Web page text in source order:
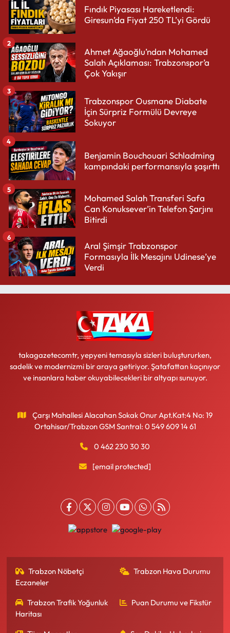
Fındık Piyasası Hareketlendi:
Giresun’da Fiyat 250 TL’yi Gördü
Ahmet Ağaoğlu’ndan Mohamed
Salah Açıklaması: Trabzonspor’a
Çok Yakışır
2
Trabzonspor Ousmane Diabate
İçin Sürpriz Formülü Devreye
Sokuyor
3
Benjamin Bouchouari Schladming
kampındaki performansıyla şaşırttı
4
Mohamed Salah Transferi Safa
Can Konuksever’in Telefon Şarjını
Bitirdi
5
Aral Şimşir Trabzonspor
Formasıyla İlk Mesajını Udinese’ye
Verdi
6
takagazetecomtr, yepyeni temasıyla sizleri buluştururken,
sadelik ve modernizmi bir araya getiriyor. Şatafattan kaçınıyor
ve insanlara haber okuyabilecekleri bir altyapı sunuyor.
Çarşı Mahallesi Alacahan Sokak Onur Apt.Kat:4 No: 19
Ortahisar/Trabzon GSM Santral: 0 549 609 14 61
0 462 230 30 30
[email protected]
Trabzon Nöbetçi
Eczaneler
Trabzon Hava Durumu
Trabzon Trafik Yoğunluk
Haritası
Puan Durumu ve Fikstür